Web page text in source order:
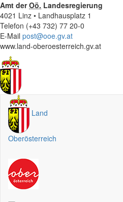
Amt derOö. Landesregierung
4021 Linz • Landhausplatz 1
Telefon (+43 732) 77 20-0
E-Mail post@ooe.gv.at
www.land-oberoesterreich.gv.at
Land
Oberösterreich